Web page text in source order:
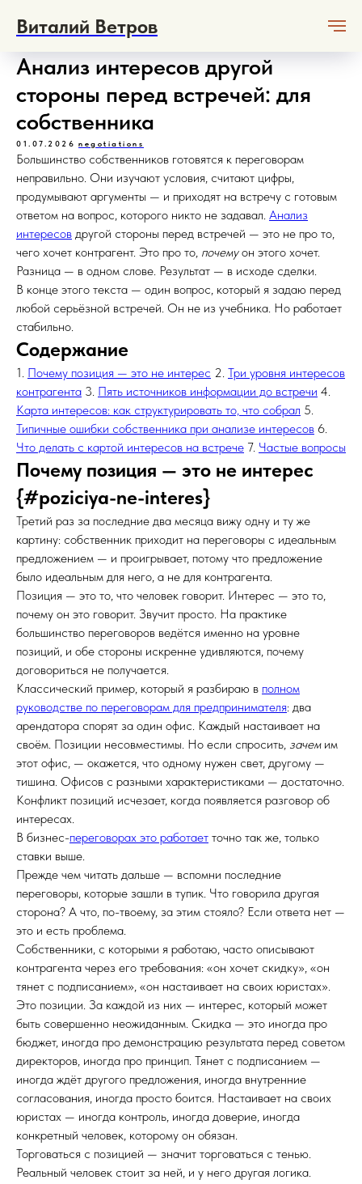
Виталий Ветров
Анализ интересов другой
стороны перед встречей: для
собственника
01.07.2026 negotiations
Большинство собственников готовятся к переговорам
неправильно. Они изучают условия, считают цифры,
продумывают аргументы — и приходят на встречу с готовым
ответом на вопрос, которого никто не задавал. Анализ
интересов другой стороны перед встречей — это не про то,
чего хочет контрагент. Это про то, почемуон этого хочет.
Разница — в одном слове. Результат — в исходе сделки.
В конце этого текста — один вопрос, который я задаю перед
любой серьёзной встречей. Он не из учебника. Но работает
стабильно.
Содержание
1. Почему позиция — это не интерес 2. Три уровня интересов
контрагента 3. Пять источников информации до встречи 4.
Карта интересов: как структурировать то, что собрал 5.
Типичные ошибки собственника при анализе интересов 6.
Что делать с картой интересов на встрече 7. Частые вопросы
Почему позиция — это не интерес
{#poziciya-ne-interes}
Третий раз за последние два месяца вижу одну и ту же
картину: собственник приходит на переговоры с идеальным
предложением — и проигрывает, потому что предложение
было идеальным для него, а не для контрагента.
Позиция — это то, что человек говорит. Интерес — это то,
почему он это говорит. Звучит просто. На практике
большинство переговоров ведётся именно на уровне
позиций, и обе стороны искренне удивляются, почему
договориться не получается.
Классический пример, который я разбираю в полном
руководстве по переговорам для предпринимателя: два
арендатора спорят за один офис. Каждый настаивает на
своём. Позиции несовместимы. Но если спросить, зачемим
этот офис, — окажется, что одному нужен свет, другому —
тишина. Офисов с разными характеристиками — достаточно.
Конфликт позиций исчезает, когда появляется разговор об
интересах.
В бизнес-переговорах это работает точно так же, только
ставки выше.
Прежде чем читать дальше — вспомни последние
переговоры, которые зашли в тупик. Что говорила другая
сторона? А что, по-твоему, за этим стояло? Если ответа нет —
это и есть проблема.
Собственники, с которыми я работаю, часто описывают
контрагента через его требования: «он хочет скидку», «он
тянет с подписанием», «он настаивает на своих юристах».
Это позиции. За каждой из них — интерес, который может
быть совершенно неожиданным. Скидка — это иногда про
бюджет, иногда про демонстрацию результата перед советом
директоров, иногда про принцип. Тянет с подписанием —
иногда ждёт другого предложения, иногда внутренние
согласования, иногда просто боится. Настаивает на своих
юристах — иногда контроль, иногда доверие, иногда
конкретный человек, которому он обязан.
Торговаться с позицией — значит торговаться с тенью.
Реальный человек стоит за ней, и у него другая логика.